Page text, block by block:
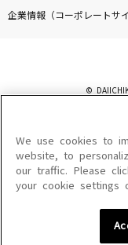
企業情報（コーポレートサイ
©
このサイトに掲載されている
を問わず、著作権法の定める
を禁じます。
楽曲及びコンテンツは、機種
楽曲及びコンテンツの配信日
We use cookies to
website, to
our traffic. Please
your cookie settings